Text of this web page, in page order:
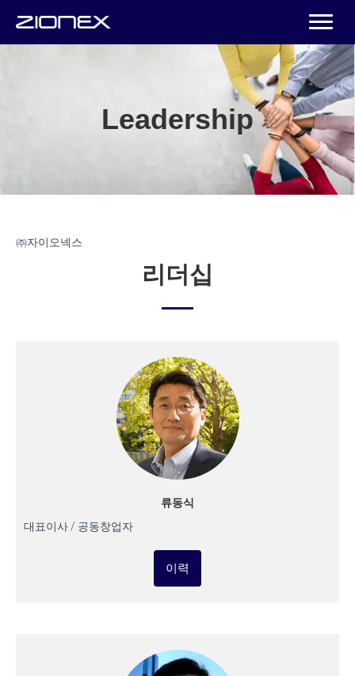
Leadership
㈜자이오넥스
리더십
류동식
대표이사 / 공동창업자
이력